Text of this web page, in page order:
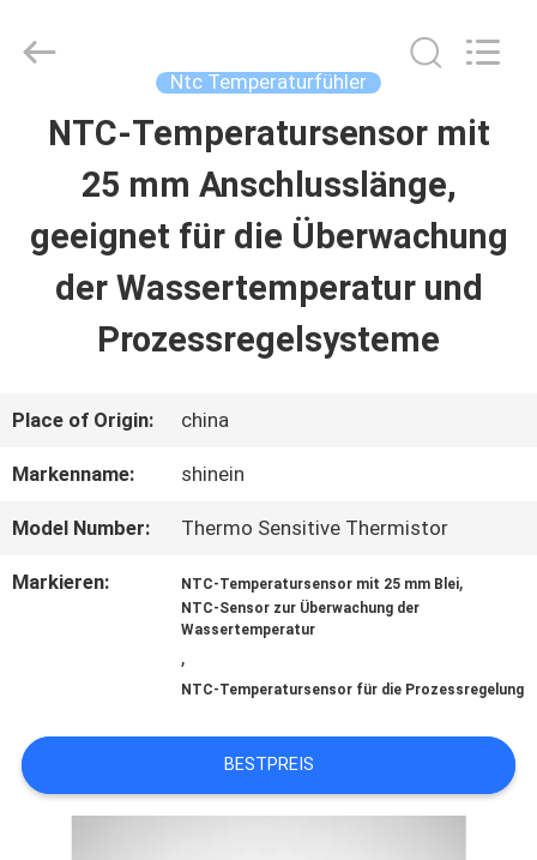
HAUS
PRODUKTE
ÜBER
QUALITÄTSKONTROLLE
MIT
Electornics
Technology
Reserved.
Ntc Temperaturfühler
NTC-Temperatursensor mit
25 mm Anschlusslänge,
geeignet für die Überwachung
der Wassertemperatur und
Prozessregelsysteme
Place of Origin: china
Markenname: shinein
Model Number: Thermo Sensitive Thermistor
Markieren: NTC-Temperatursensor mit 25 mm Blei,
NTC-Sensor zur Überwachung der
Wassertemperatur
,
NTC-Temperatursensor für die Prozessregelung
BESTPREIS